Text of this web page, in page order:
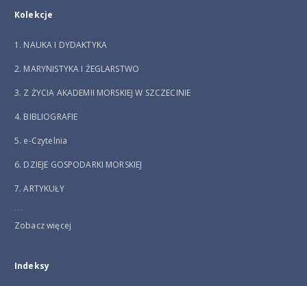
Kolekcje
1. NAUKA I DYDAKTYKA
2. MARYNISTYKA I ŻEGLARSTWO
3. Z ŻYCIA AKADEMII MORSKIEJ W SZCZECINIE
4. BIBLIOGRAFIE
5. e-Czytelnia
6. DZIEJE GOSPODARKI MORSKIEJ
7. ARTYKUŁY
...
Zobacz więcej
Indeksy